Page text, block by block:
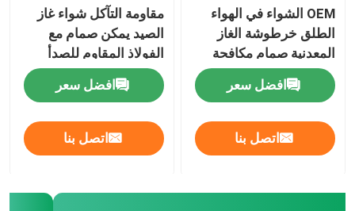
مشغل صمام ضخ الإطارات
مشغل صمام الشريط الملون
أحذية جوارب تنظيف صمام محرك
OEM الشواء في الهواء
الطلق خرطوشة الغاز
المعدنية صمام مكافحة
التسرب وخفيفة الوزن
افضل سعر
اتصل بنا
مقاومة التآكل شواء غاز
الصيد يمكن صمام مع
الفولاذ المقاوم للصدأ
الربيع
افضل سعر
اتصل بنا